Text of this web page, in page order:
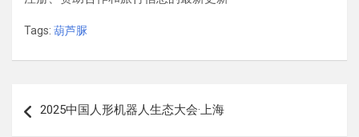
Tags: 葫芦脲
章
2025中国人形机器人生态大会·上海